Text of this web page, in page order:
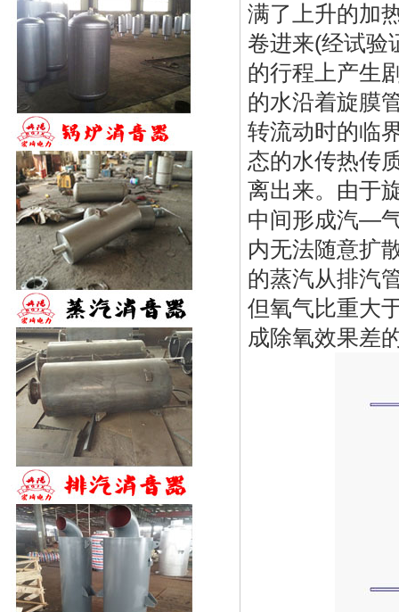
满了上升的加
卷进来(经试验
的行程上产生
的水沿着旋膜
转流动时的临
态的水传热传
离出来。由于
中间形成汽—
内无法随意扩
的蒸汽从排汽
但氧气比重大
成除氧效果差